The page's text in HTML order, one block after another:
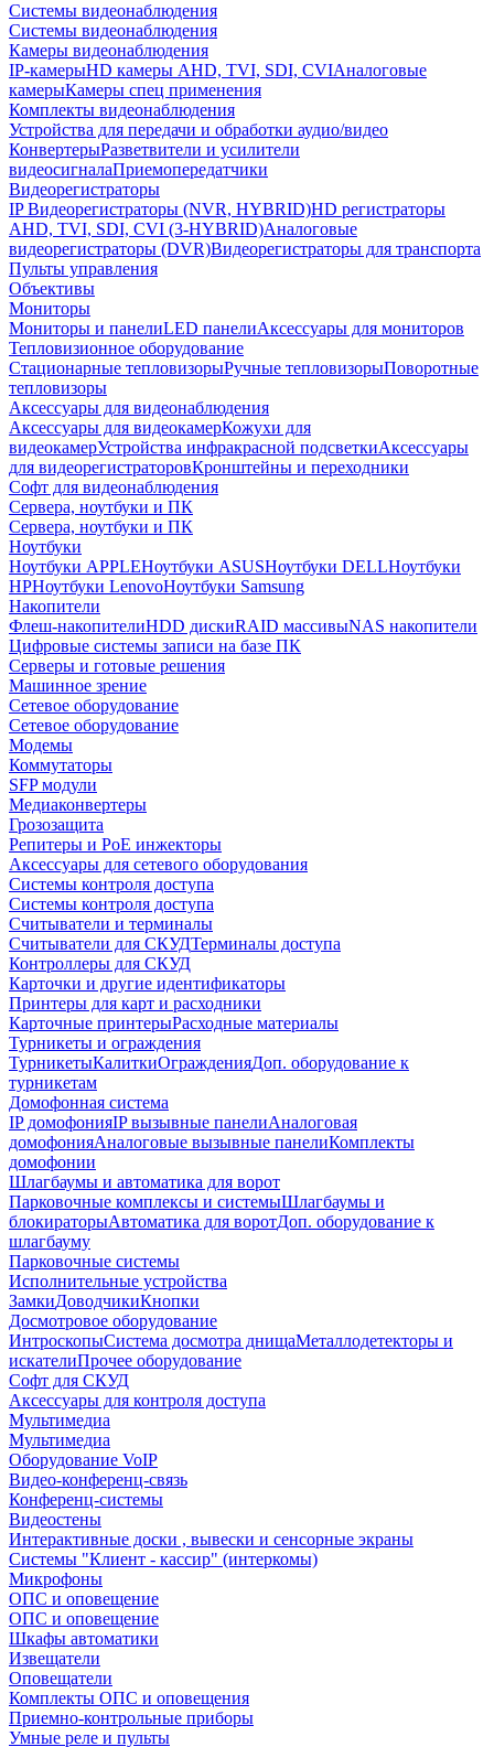
Системы видеонаблюдения
Системы видеонаблюдения
Камеры видеонаблюдения
IP-камерыHD камеры AHD, TVI, SDI, CVIАналоговые
камерыКамеры спец применения
Комплекты видеонаблюдения
Устройства для передачи и обработки аудио/видео
КонвертерыРазветвители и усилители
видеосигналаПриемопередатчики
Видеорегистраторы
IP Видеорегистраторы (NVR, HYBRID)HD регистраторы
AHD, TVI, SDI, CVI (3-HYBRID)Аналоговые
видеорегистраторы (DVR)Видеорегистраторы для транспорта
Пульты управления
Объективы
Мониторы
Мониторы и панелиLED панелиАксессуары для мониторов
Тепловизионное оборудование
Стационарные тепловизорыРучные тепловизорыПоворотные
тепловизоры
Аксессуары для видеонаблюдения
Аксессуары для видеокамерКожухи для
видеокамерУстройства инфракрасной подсветкиАксессуары
для видеорегистраторовКронштейны и переходники
Софт для видеонаблюдения
Сервера, ноутбуки и ПК
Сервера, ноутбуки и ПК
Ноутбуки
Ноутбуки APPLEНоутбуки ASUSНоутбуки DELLНоутбуки
HPНоутбуки LenovoНоутбуки Samsung
Накопители
Флеш-накопителиHDD дискиRAID массивыNAS накопители
Цифровые системы записи на базе ПК
Серверы и готовые решения
Машинное зрение
Сетевое оборудование
Сетевое оборудование
Модемы
Коммутаторы
SFP модули
Медиаконвертеры
Грозозащита
Репитеры и PoE инжекторы
Аксессуары для сетевого оборудования
Системы контроля доступа
Системы контроля доступа
Считыватели и терминалы
Считыватели для СКУДТерминалы доступа
Контроллеры для СКУД
Карточки и другие идентификаторы
Принтеры для карт и расходники
Карточные принтерыРасходные материалы
Турникеты и ограждения
ТурникетыКалиткиОгражденияДоп. оборудование к
турникетам
Домофонная система
IP домофонияIP вызывные панелиАналоговая
домофонияАналоговые вызывные панелиКомплекты
домофонии
Шлагбаумы и автоматика для ворот
Парковочные комплексы и системыШлагбаумы и
блокираторыАвтоматика для воротДоп. оборудование к
шлагбауму
Парковочные системы
Исполнительные устройства
ЗамкиДоводчикиКнопки
Досмотровое оборудование
ИнтроскопыСистема досмотра днищаМеталлодетекторы и
искателиПрочее оборудование
Софт для СКУД
Аксессуары для контроля доступа
Мультимедиа
Мультимедиа
Оборудование VoIP
Видео-конференц-связь
Конференц-системы
Видеостены
Интерактивные доски , вывески и сенсорные экраны
Системы "Клиент - кассир" (интеркомы)
Микрофоны
ОПС и оповещение
ОПС и оповещение
Шкафы автоматики
Извещатели
Оповещатели
Комплекты ОПС и оповещения
Приемно-контрольные приборы
Умные реле и пульты